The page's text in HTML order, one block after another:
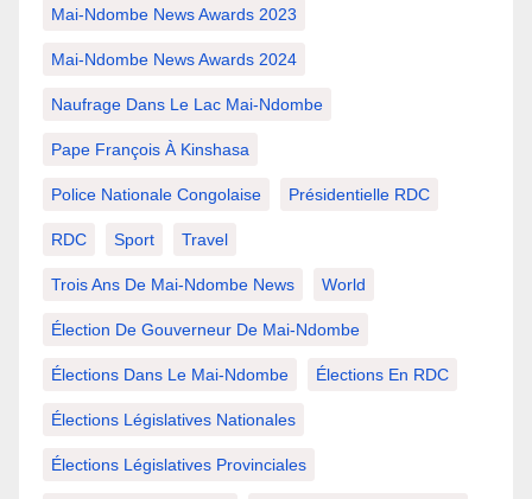
Mai-Ndombe News Awards 2023
Mai-Ndombe News Awards 2024
Naufrage Dans Le Lac Mai-Ndombe
Pape François À Kinshasa
Police Nationale Congolaise Présidentielle RDC
RDC Sport Travel
Trois Ans De Mai-Ndombe News World
Élection De Gouverneur De Mai-Ndombe
Élections Dans Le Mai-Ndombe Élections En RDC
Élections Législatives Nationales
Élections Législatives Provinciales